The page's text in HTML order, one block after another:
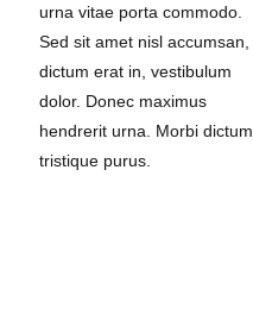
urna vitae porta commodo.
Sed sit amet nisl accumsan,
dictum erat in, vestibulum
dolor. Donec maximus
hendrerit urna. Morbi dictum
tristique purus.